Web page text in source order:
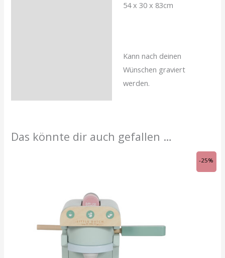
54 x 30 x 83cm
Kann nach deinen
Wünschen graviert
werden.
Das könnte dir auch gefallen …
-25%